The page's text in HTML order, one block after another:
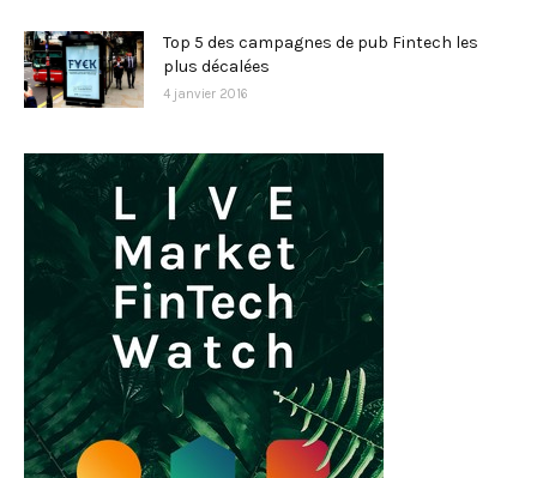
Top 5 des campagnes de pub Fintech les
plus décalées
4 janvier 2016